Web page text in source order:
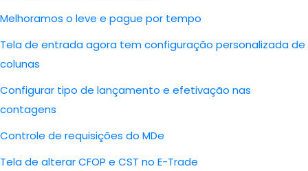
Melhoramos o leve e pague por tempo
Tela de entrada agora tem configuração personalizada de
colunas
Configurar tipo de lançamento e efetivação nas
contagens
Controle de requisições do MDe
Tela de alterar CFOP e CST no E-Trade